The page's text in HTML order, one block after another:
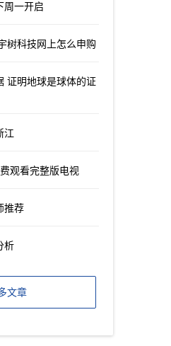
周一开启
树科技网上怎么申购
证明地球是球体的证
江
观看完整版电视
推荐
析
文章